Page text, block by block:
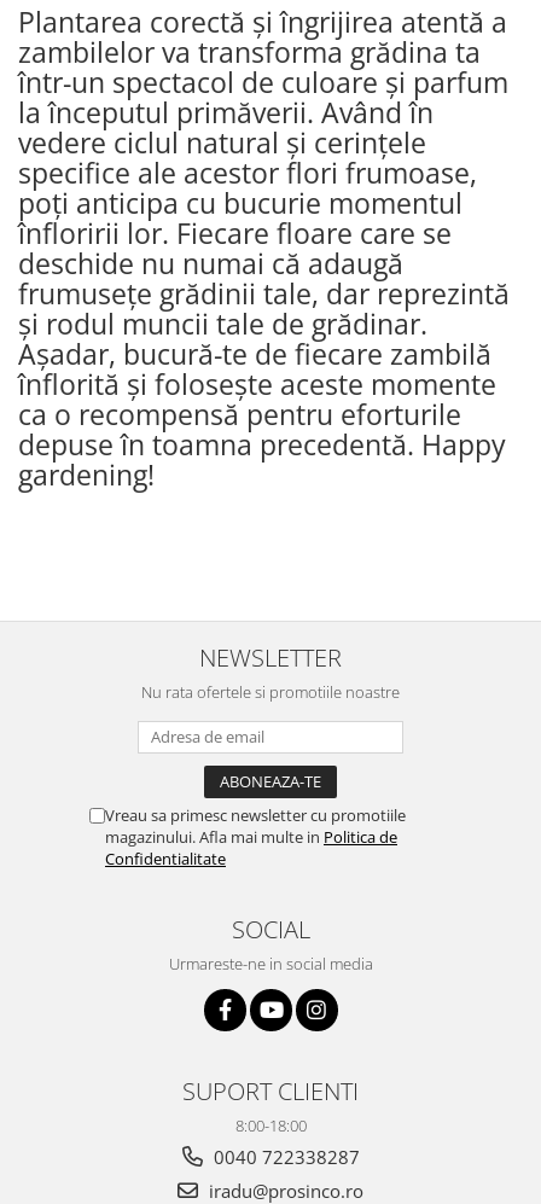
Plantarea corectă și îngrijirea atentă a
zambilelor va transforma grădina ta
într-un spectacol de culoare și parfum
la începutul primăverii. Având în
vedere ciclul natural și cerințele
specifice ale acestor flori frumoase,
poți anticipa cu bucurie momentul
înfloririi lor. Fiecare floare care se
deschide nu numai că adaugă
frumusețe grădinii tale, dar reprezintă
și rodul muncii tale de grădinar.
Așadar, bucură-te de fiecare zambilă
înflorită și folosește aceste momente
ca o recompensă pentru eforturile
depuse în toamna precedentă. Happy
gardening!
NEWSLETTER
Nu rata ofertele si promotiile noastre
Vreau sa primesc newsletter cu promotiile
magazinului. Afla mai multe in Politica de
Confidentialitate
SOCIAL
Urmareste-ne in social media
SUPORT CLIENTI
8:00-18:00
0040 722338287
iradu@prosinco.ro